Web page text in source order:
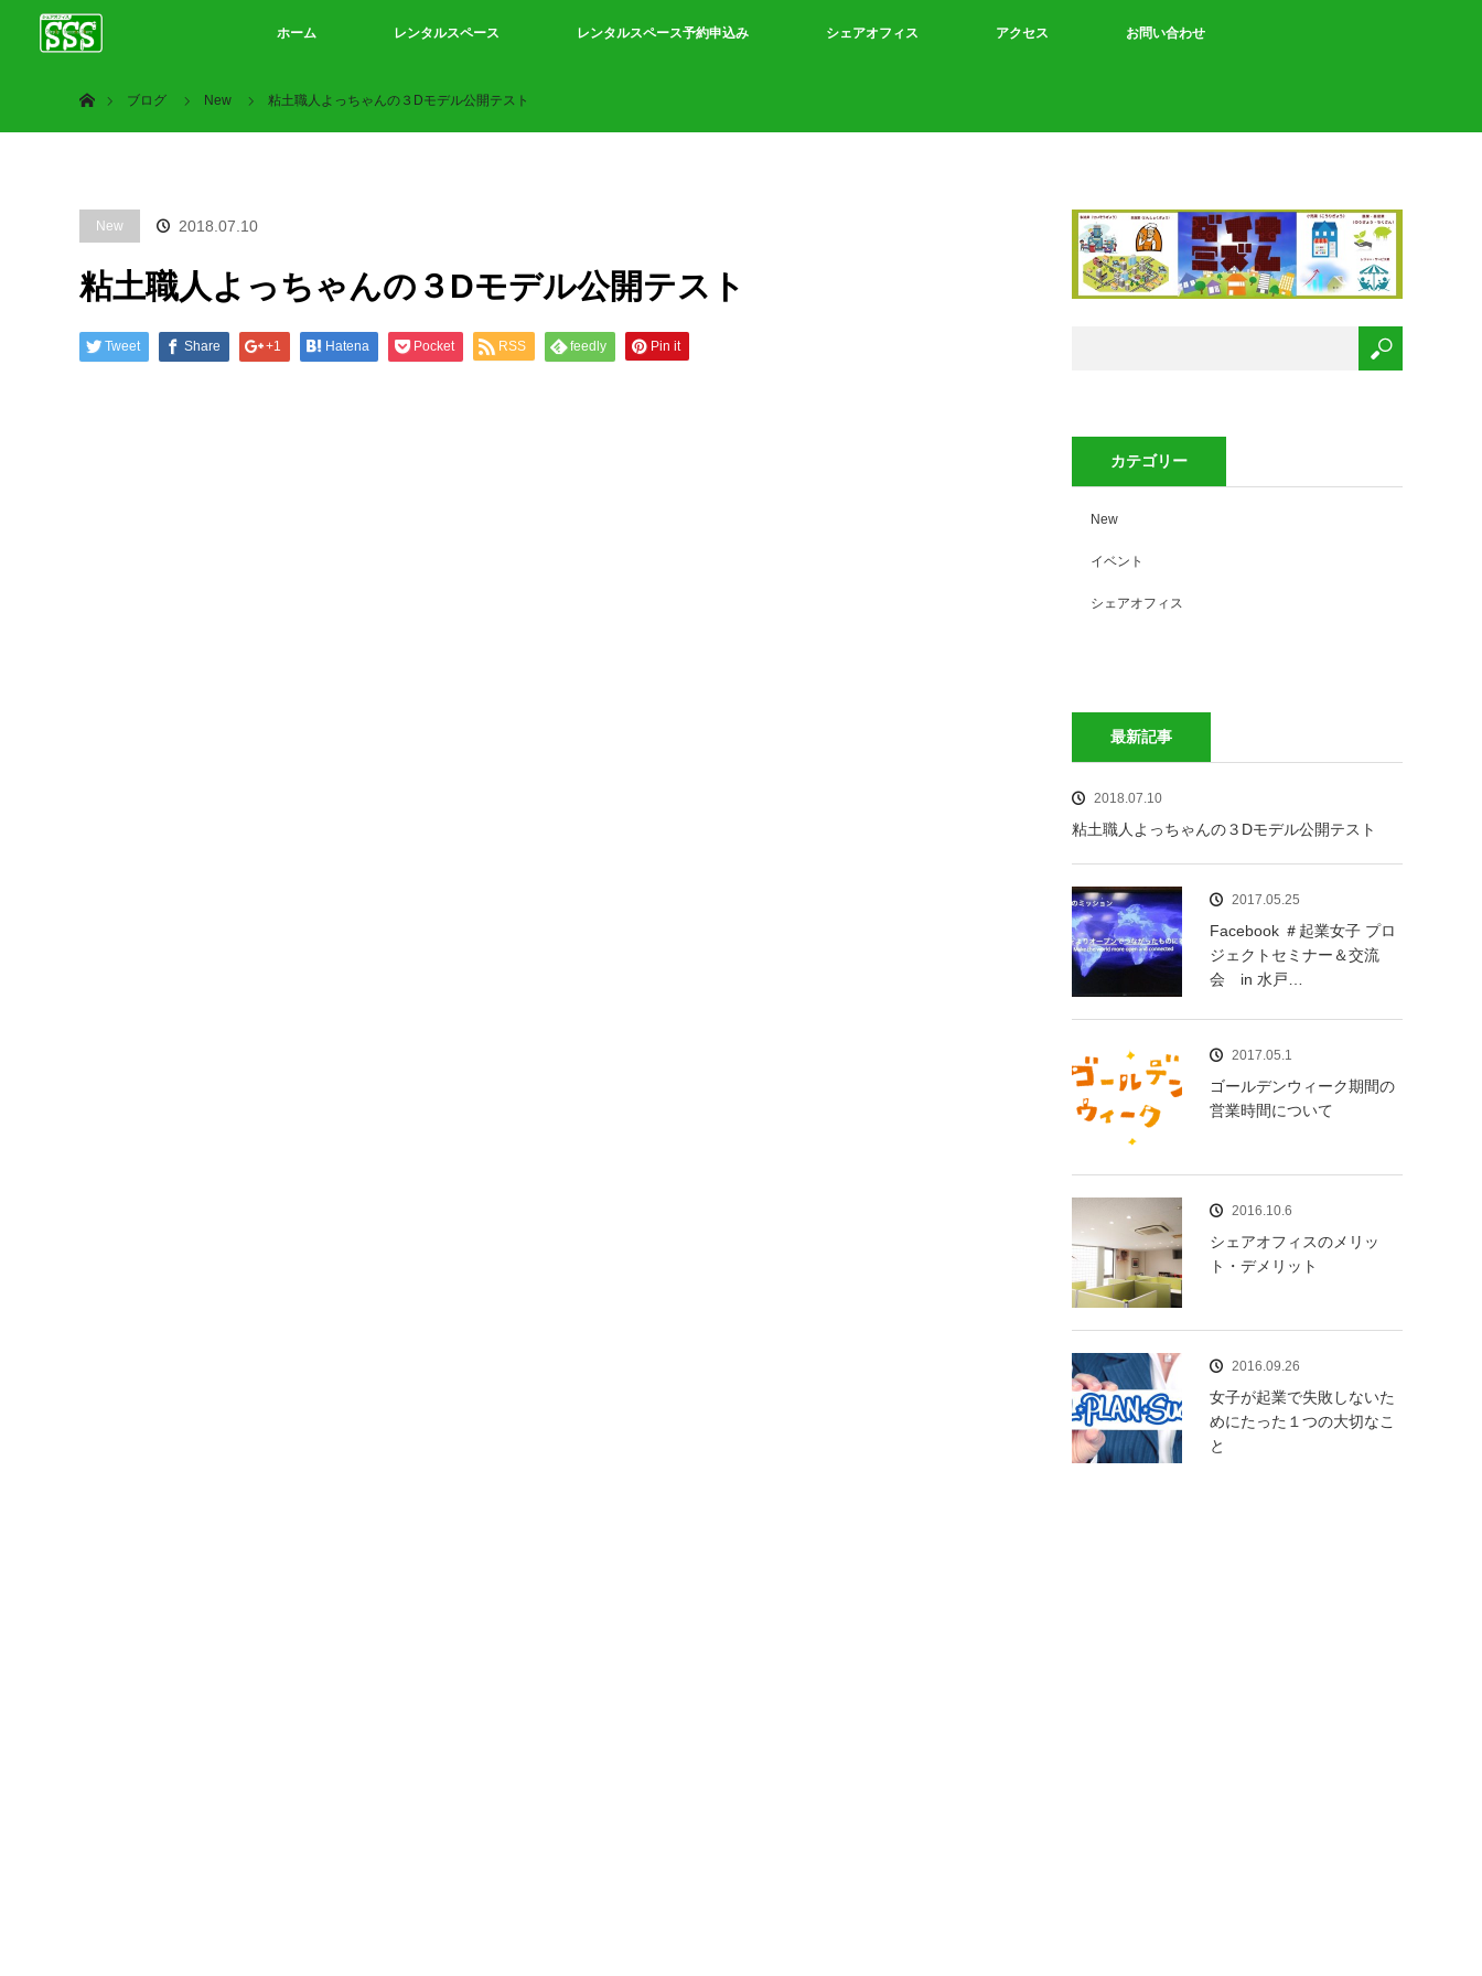
ホーム レンタルスペース レンタルスペース予約申込み シェアオフィス アクセス お問い合わせ
ブログ
New 粘土職人よっちゃんの３Dモデル公開テスト
New 2018.07.10
粘土職人よっちゃんの３Dモデル公開テスト
Tweet Share +1 Hatena Pocket RSS feedly Pin it
カテゴリー
New
イベント
シェアオフィス
最新記事
2018.07.10
粘土職人よっちゃんの３Dモデル公開テスト
2017.05.25
Facebook ＃起業女子 プロ
ジェクトセミナー＆交流
会 in 水戸…
2017.05.1
ゴールデンウィーク期間の
営業時間について
2016.10.6
シェアオフィスのメリッ
ト・デメリット
2016.09.26
女子が起業で失敗しないた
めにたった１つの大切なこ
と